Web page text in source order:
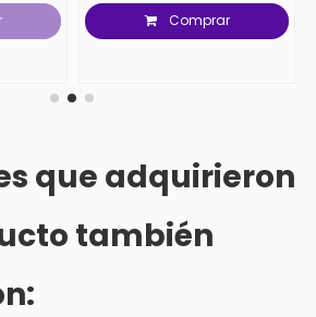
Comprar
que adquirieron
también